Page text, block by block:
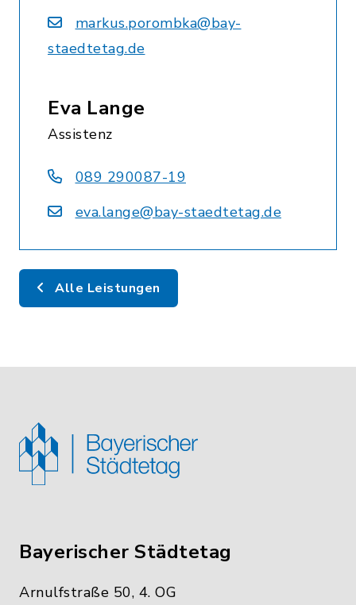
markus.porombka@bay-
staedtetag.de
Eva Lange
Assistenz
089 290087-19
eva.lange@bay-staedtetag.de
Alle Leistungen
Bayerischer Städtetag
Arnulfstraße 50, 4. OG